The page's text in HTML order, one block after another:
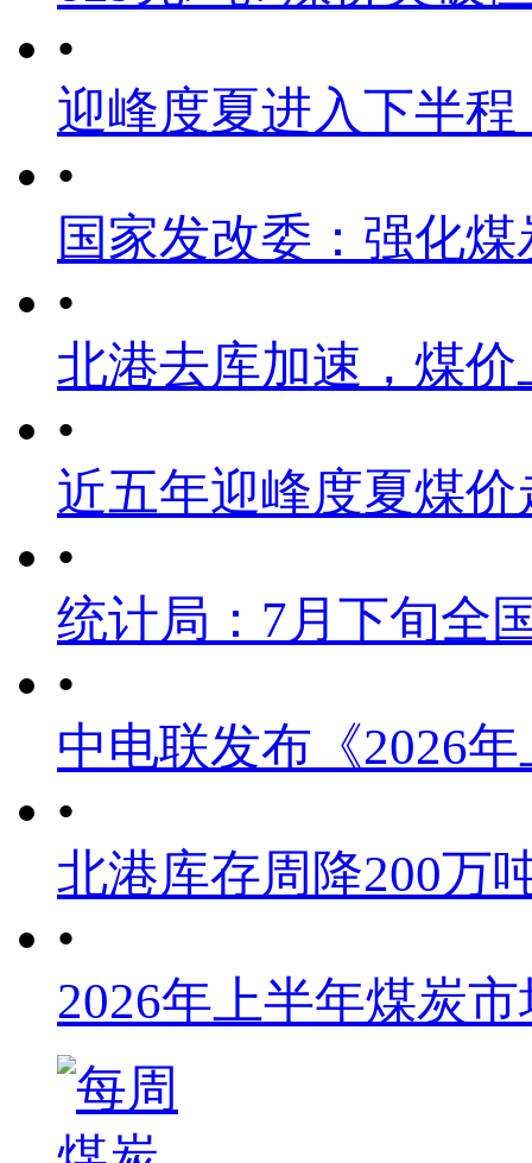
•
迎峰度夏进入下半
•
国家发改委：强化
•
北港去库加速，煤
•
近五年迎峰度夏煤价
•
统计局：7月下旬全
•
中电联发布《2026
•
北港库存周降200万
•
2026年上半年煤炭